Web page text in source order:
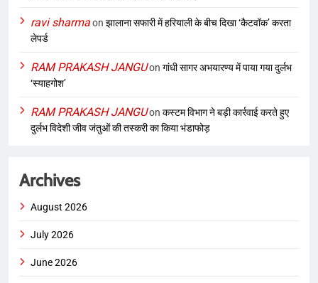
ravi sharmaon झालाना सफारी में हरियाली के बीच दिखा ‘कैटवॉक’ करता
लेपर्ड
RAM PRAKASH JANGUon गांधी सागर अभयारण्य में पाया गया दुर्लभ
‘स्याहगोश’
RAM PRAKASH JANGUon कस्टम विभाग ने बड़ी कार्रवाई करते हुए
दुर्लभ विदेशी जीव जंतुओं की तस्करी का किया भंडाफोड़
Archives
August 2026
July 2026
June 2026